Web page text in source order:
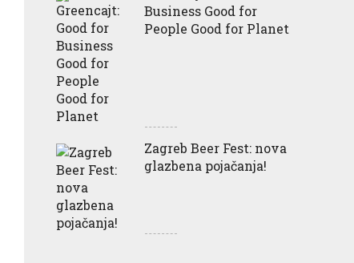
Business Good for
People Good for Planet
Zagreb Beer Fest: nova
glazbena pojačanja!